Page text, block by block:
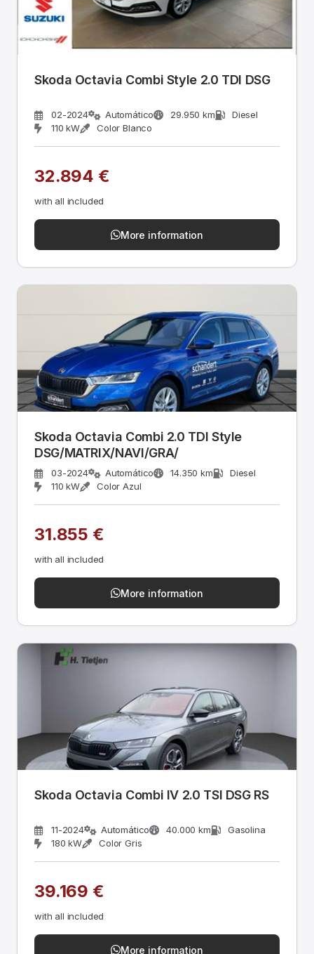
Skoda Octavia Combi Style 2.0 TDI DSG
02-2024 Automático 29.950 km
Diesel
110 kW
Color Blanco
32.894 €
with all included
More information
Skoda Octavia Combi 2.0 TDI Style
DSG/MATRIX/NAVI/GRA/
03-2024 Automático 14.350 km
Diesel
110 kW
Color Azul
31.855 €
with all included
More information
Skoda Octavia Combi IV 2.0 TSI DSG RS
11-2024 Automático 40.000 km
Gasolina
180 kW
Color Gris
39.169 €
with all included
More information